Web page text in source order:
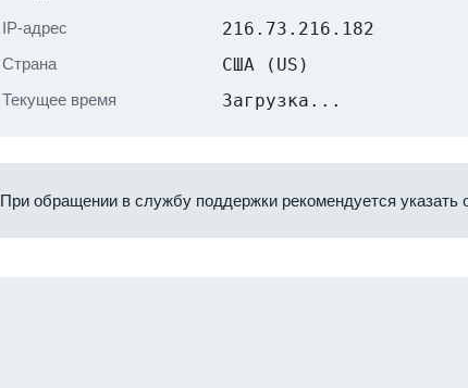
IP-адрес 216.73.216.182
Страна США (US)
Текущее время Загрузка...
При обращении в службу поддержки рекомендуется